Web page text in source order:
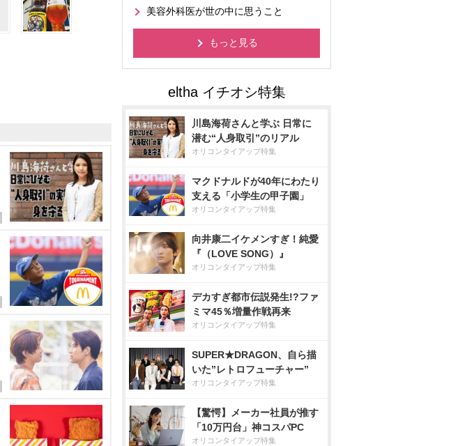
美容外科医が世の中に思うこと
もっと見る
川島海荷さんと学ぶ 日常に
潜む“人身取引”のリアル
オリコンタイアップ特集
マクドナルドが40年にわたり
支える「小学生の甲子園」
オリコンタイアップ特集
向井康二イケメンすぎ！純愛
『（LOVE SONG）』
オリコンタイアップ特集
デカすぎ都市伝説発生!?ファ
ミマ45％増量作戦再来
オリコンタイアップ特集
SUPER★DRAGON、自ら描
いた”レトロフューチャー”
オリコンタイアップ特集
【驚愕】メーカー社員が推す
「10万円台」神コスパPC
オリコンタイアップ特集